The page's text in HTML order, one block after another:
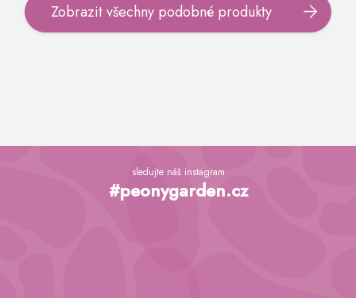
Zobrazit všechny podobné produkty
Z
sledujte náš instagram
#peonygarden.cz